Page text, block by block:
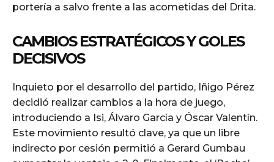
portería a salvo frente a las acometidas del Drita.
CAMBIOS ESTRATÉGICOS Y GOLES
DECISIVOS
Inquieto por el desarrollo del partido, Iñigo Pérez
decidió realizar cambios a la hora de juego,
introduciendo a Isi, Álvaro García y Óscar Valentín.
Este movimiento resultó clave, ya que un libre
indirecto por cesión permitió a Gerard Gumbau